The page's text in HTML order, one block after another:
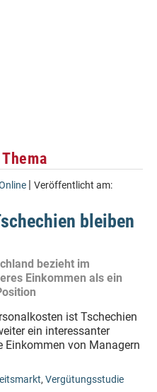
| Veröffentlicht am:
bleiben
bezieht im
Einkommen als ein
ist Tschechien
ein interessanter
von Managern
, Vergütungsstudie